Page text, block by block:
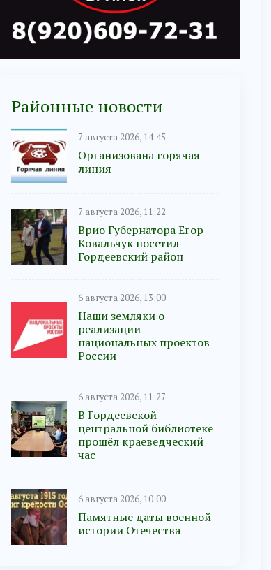
Районные новости
7 августа 2026, 14:45
Организована горячая
линия
7 августа 2026, 11:22
Врио Губернатора Егор
Ковальчук посетил
Гордеевский район
6 августа 2026, 13:00
Наши земляки о
реализации
национальных проектов
России
6 августа 2026, 11:27
В Гордеевской
центральной библиотеке
прошёл краеведческий
час
6 августа 2026, 10:00
Памятные даты военной
истории Отечества